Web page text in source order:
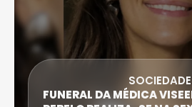
SOCIEDADE
FUNERAL DA MÉDICA